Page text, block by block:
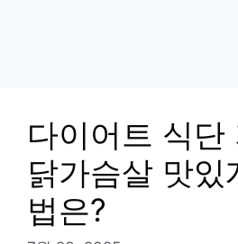
다이어트 식단
닭가슴살 맛있
법은?